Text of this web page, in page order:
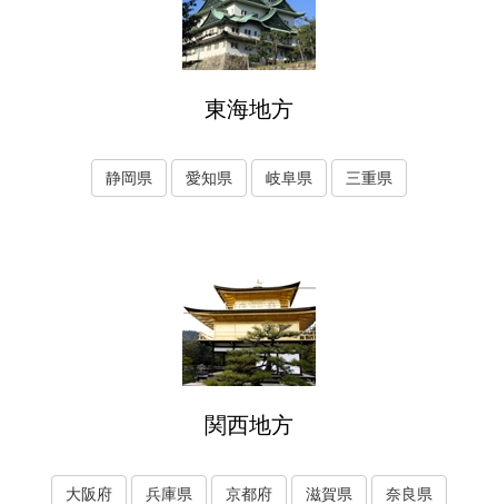
東海地方
静岡県 愛知県 岐阜県 三重県
関西地方
大阪府 兵庫県 京都府 滋賀県 奈良県